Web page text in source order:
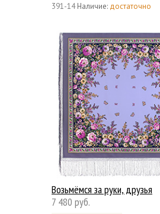
391-14 Наличие: достаточно
Возьмёмся за руки, друзья
7 480 руб.